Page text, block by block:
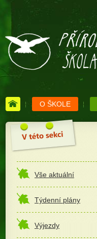
O ŠKOLE
Vše aktuální
Týdenní plány
Výjezdy